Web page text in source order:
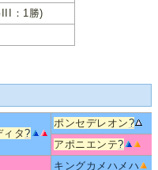
：1勝)
ィタ?
ポンセデレオン?
アポニエンテ?
キングカメハメハ